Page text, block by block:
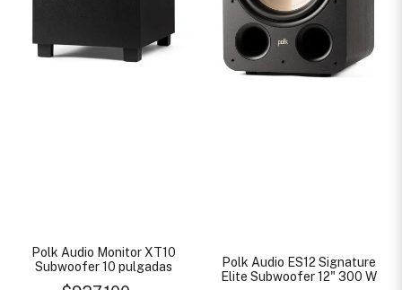
Polk Audio Monitor XT10
Subwoofer 10 pulgadas
Polk Audio ES12 Signature
Elite Subwoofer 12" 300 W